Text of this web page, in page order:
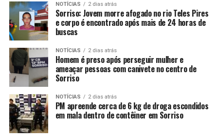
NOTÍCIAS 2 dias atrás
Sorriso: Jovem morre afogado no rio Teles Pires
e corpo é encontrado após mais de 24 horas de
buscas
NOTÍCIAS 2 dias atrás
Homem é preso após perseguir mulher e
ameaçar pessoas com canivete no centro de
Sorriso
NOTÍCIAS 2 dias atrás
PM apreende cerca de 6 kg de droga escondidos
em mala dentro de contêiner em Sorriso